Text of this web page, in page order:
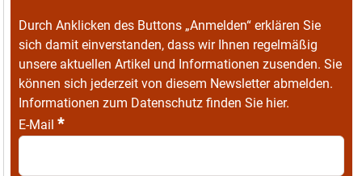
Durch Anklicken des Buttons „Anmelden“ erklären Sie
sich damit einverstanden, dass wir Ihnen regelmäßig
unsere aktuellen Artikel und Informationen zusenden. Sie
können sich jederzeit von diesem Newsletter abmelden.
Informationen zum Datenschutz finden Sie hier.
E-Mail *